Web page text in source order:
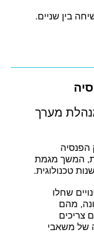
בין שניים.
מערך
הפנסיה
המשך מגמת
טכנולוגית.
שחלו
מהם
צריכים
של משאבי